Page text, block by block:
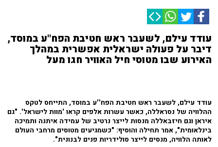
עודד עילם, לשעבר ראש חטיבת הפח''ע במוסד,
דיבר על פעולה ישראלית אפשרית במהלך
האירוע שבו מטוסי חיל האוויר חגו מעל
עודד עילם, לשעבר ראש חטיבת הפח''ע במוסד, התייחס לטקס
ההלוויה של נסראללה, כאשר עשרות אלפים קראו 'מוות לישראל'. "גם
איראן וגם חיזבאללה מנסות לייצר נרטיב של עמידה איתנה ותמיכה
בינלאומית", אמר תחילה והוסיף: "כשמגיעים מטוסים מרחבי העולם
לאותה הלוויה, מנסים לייצר סולידריות פנים לבנונית".